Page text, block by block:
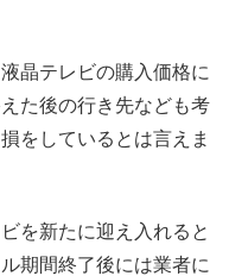
晶テレビの購入価格に
た後の行き先なども考
をしているとは言えま
を新たに迎え入れると
期間終了後には業者に